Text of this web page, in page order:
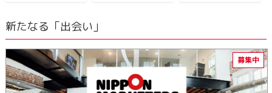
新たなる「出会い」